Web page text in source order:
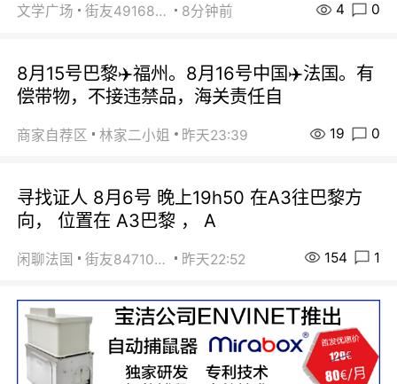
文学广场 街友49168527 8分钟前 4 0
8月15号巴黎✈️福州。8月16号中国✈️法国。有
偿带物，不接违禁品，海关责任自
商家自荐区 林家二小姐 昨天23:39 19 0
寻找证人 8月6号 晚上19h50 在A3往巴黎方
向， 位置在 A3巴黎 ， A
闲聊法国 街友84710671 昨天22:52 154 1